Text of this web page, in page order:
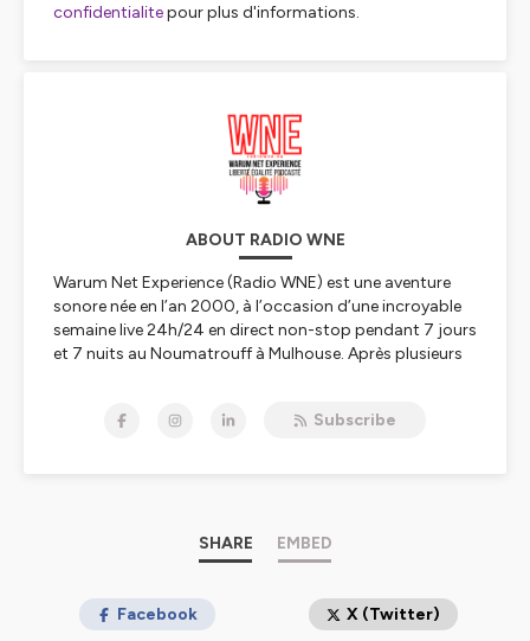
confidentialitepour plus d'informations.
ABOUT RADIO WNE
Warum Net Experience (Radio WNE) est une aventure
sonore née en l’an 2000, à l’occasion d’une incroyable
semaine live 24h/24 en direct non-stop pendant 7 jours
et 7 nuits au Noumatrouff à Mulhouse. Après plusieurs
aux médias, à l'information, au numérique et à l'IA, les
citoyens ou décalés pour refaire le monde – et
réinventer Mulhouse capitale du monde ;-)
Tous nos lienslinktr.ee/radiowne.eu
Subscribe
SHARE EMBED
Facebook X (Twitter)